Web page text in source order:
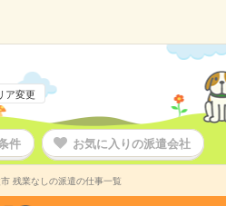
ア変更
件 お気に入りの派遣会社
残業なしの派遣の仕事一覧